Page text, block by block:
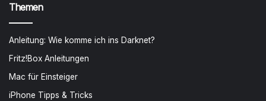
Themen
Anleitung: Wie komme ich ins Darknet?
Fritz!Box Anleitungen
Mac für Einsteiger
iPhone Tipps & Tricks